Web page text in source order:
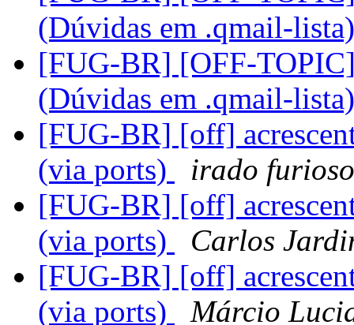
(Dúvidas em .qmail-
[FUG-BR] [OFF-
(Dúvidas em .qmail-
[FUG-BR] [off]
(via ports)
irado
[FUG-BR] [off]
(via ports)
Carlos
[FUG-BR] [off]
(via ports)
Márcio